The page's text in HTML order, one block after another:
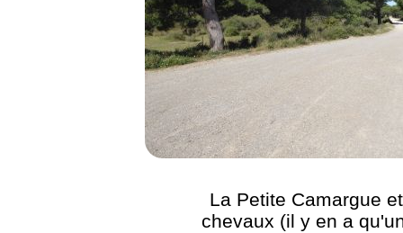
La Petite Camargue
chevaux (il y en a